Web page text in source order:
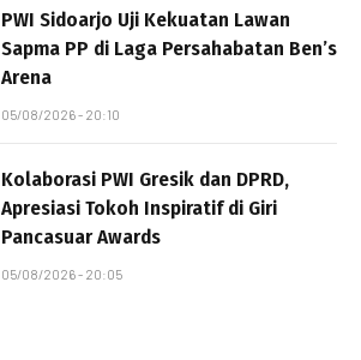
PWI Sidoarjo Uji Kekuatan Lawan
Sapma PP di Laga Persahabatan Ben’s
Arena
05/08/2026 - 20:10
Kolaborasi PWI Gresik dan DPRD,
Apresiasi Tokoh Inspiratif di Giri
Pancasuar Awards
05/08/2026 - 20:05